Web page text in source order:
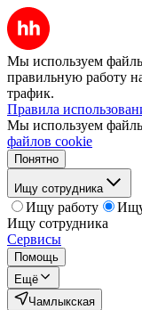
Мы используем
правильную работу
трафик.
Правила
Мы используем
файлов cookie
Понятно
Ищу сотрудника
Ищу работу
Ищу сотрудника
Сервисы
Помощь
Ещё
Чамлыкская